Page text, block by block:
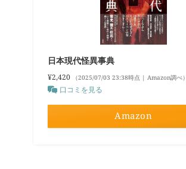
日本現代怪異事典
¥2,420 （2025/07/03 23:38時点 | Amazon調べ）
口コミを見る
Amazon